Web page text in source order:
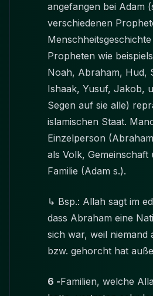
angefangen bei Adam
verschiedenen
Propheten wie
Noah, Abraham, Hud,
Ishaak, Yusuf, Jakob,
Segen auf sie alle)
islamischen Staat.
Einzelperson
als Volk, Gemeinschaft
Familie (Adam s.).
↳ Bsp.: Allah sagt im
dass Abraham eine
sich war, weil niemand
bzw. gehorcht hat
6 -Familien, welche